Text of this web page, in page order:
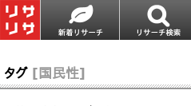
タグ [国民性]